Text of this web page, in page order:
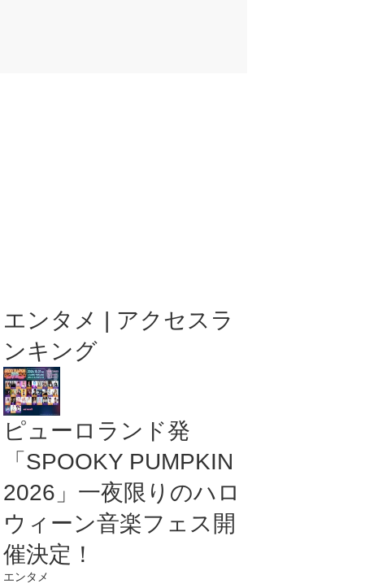
エンタメ | アクセスラ
ンキング
ピューロランド発
「SPOOKY PUMPKIN
2026」一夜限りのハロ
ウィーン音楽フェス開
催決定！
エンタメ